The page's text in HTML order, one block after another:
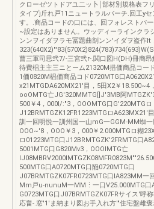
クローゼツトドアユ二ッ卜￨部材別規格表フ
タイプj斤れ戸11ニュートラルバーチ.回工yセ
す。.商品コードの口には、回フォレストパ
~設定はありません。ウッディーラインクラ
ンンヲイダヲラモ冨題曲剖ンン'イダヲ盗作It
曹三軍司思弐7/-三宮弐r-.関口図H(DH)冊商昂
待費椙主主三ニとーム21320M措価商品コー
1価0820M椙価商品コド0720MTG口
x21MTGDA620MX21'目，5田X2￥18.500~4
ooOMTG亡JG'320MMTG[]J'3MB阿
500￥4，000l/:"3，OOOMTG口G'220MTGロ
J12BRMTGZK12FR1223MTGロA623MX21'
訓一回明悦一訓州国一山mG一GGM-MM蜘一
OOO~'8，OOO￥3，000￥2.000MTGロ糊
ロ01223MTG口J12BRMTGZK'2FRMTG口
5001MTG口G820Mv3，OOOlMTG亡
500MTG口A0720MTG口陥0720MTG口
J07BRMTGZK07FR0723MTG口IA823MM一
Mm戸u-nunuM一MM⋮一口V25.000MTG口
G0723MTG口J07BRMTGZK07FRサイス'呼
応畠-.窓'1'ま納まり図お手入れ方'"住宅盤雌褒